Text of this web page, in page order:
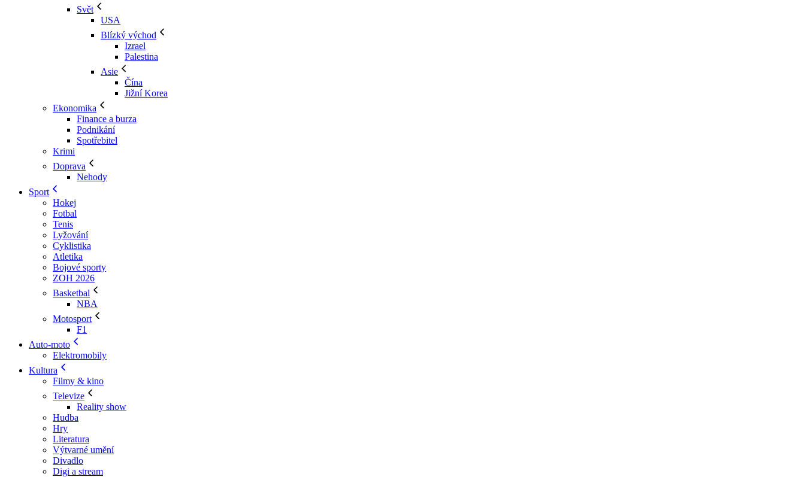
Svět
USA
Blízký východ
Izrael
Palestina
Asie
Čína
Jižní Korea
Ekonomika
Finance a burza
Podnikání
Spotřebitel
Krimi
Doprava
Nehody
Sport
Hokej
Fotbal
Tenis
Lyžování
Cyklistika
Atletika
Bojové sporty
ZOH 2026
Basketbal
NBA
Motosport
F1
Auto-moto
Elektromobily
Kultura
Filmy & kino
Televize
Reality show
Hudba
Hry
Literatura
Výtvarné umění
Divadlo
Digi a stream